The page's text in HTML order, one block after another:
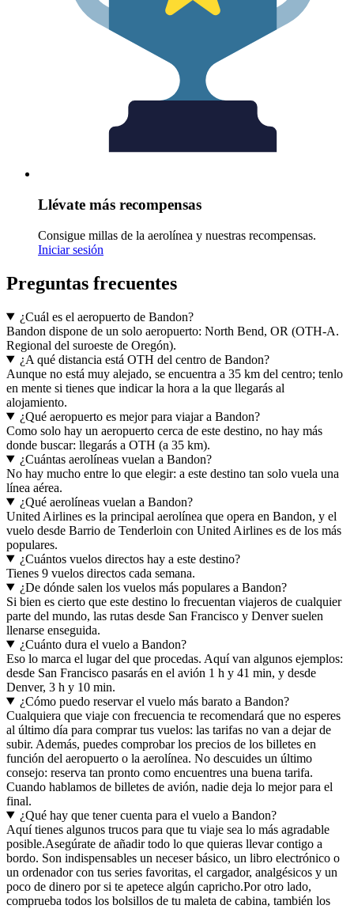
Llévate más recompensas
Consigue millas de la aerolínea y nuestras recompensas.
Iniciar sesión
Preguntas frecuentes
¿Cuál es el aeropuerto de Bandon?
Bandon dispone de un solo aeropuerto: North Bend, OR (OTH-A.
Regional del suroeste de Oregón).
¿A qué distancia está OTH del centro de Bandon?
Aunque no está muy alejado, se encuentra a 35 km del centro; tenlo
en mente si tienes que indicar la hora a la que llegarás al
alojamiento.
¿Qué aeropuerto es mejor para viajar a Bandon?
Como solo hay un aeropuerto cerca de este destino, no hay más
donde buscar: llegarás a OTH (a 35 km).
¿Cuántas aerolíneas vuelan a Bandon?
No hay mucho entre lo que elegir: a este destino tan solo vuela una
línea aérea.
¿Qué aerolíneas vuelan a Bandon?
United Airlines es la principal aerolínea que opera en Bandon, y el
vuelo desde Barrio de Tenderloin con United Airlines es de los más
populares.
¿Cuántos vuelos directos hay a este destino?
Tienes 9 vuelos directos cada semana.
¿De dónde salen los vuelos más populares a Bandon?
Si bien es cierto que este destino lo frecuentan viajeros de cualquier
parte del mundo, las rutas desde San Francisco y Denver suelen
llenarse enseguida.
¿Cuánto dura el vuelo a Bandon?
Eso lo marca el lugar del que procedas. Aquí van algunos ejemplos:
desde San Francisco pasarás en el avión 1 h y 41 min, y desde
Denver, 3 h y 10 min.
¿Cómo puedo reservar el vuelo más barato a Bandon?
Cualquiera que viaje con frecuencia te recomendará que no esperes
al último día para comprar tus vuelos: las tarifas no van a dejar de
subir. Además, puedes comprobar los precios de los billetes en
función del aeropuerto o la aerolínea. No descuides un último
consejo: reserva tan pronto como encuentres una buena tarifa.
Cuando hablamos de billetes de avión, nadie deja lo mejor para el
final.
¿Qué hay que tener cuenta para el vuelo a Bandon?
Aquí tienes algunos trucos para que tu viaje sea lo más agradable
posible.Asegúrate de añadir todo lo que quieras llevar contigo a
bordo. Son indispensables un neceser básico, un libro electrónico o
un ordenador con tus series favoritas, el cargador, analgésicos y un
poco de dinero por si te apetece algún capricho.Por otro lado,
comprueba todos los bolsillos de tu maleta de cabina, también los